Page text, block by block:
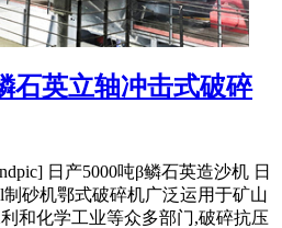
石英立轴冲击式破碎
日产5000吨β鳞石英造沙机 日
制砂机鄂式破碎机广泛运用于矿山
和化学工业等众多部门,破碎抗压